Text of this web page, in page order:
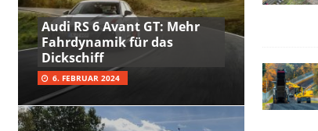
Audi RS 6 Avant GT: Mehr
Fahrdynamik für das
Dickschiff
6. FEBRUAR 2024